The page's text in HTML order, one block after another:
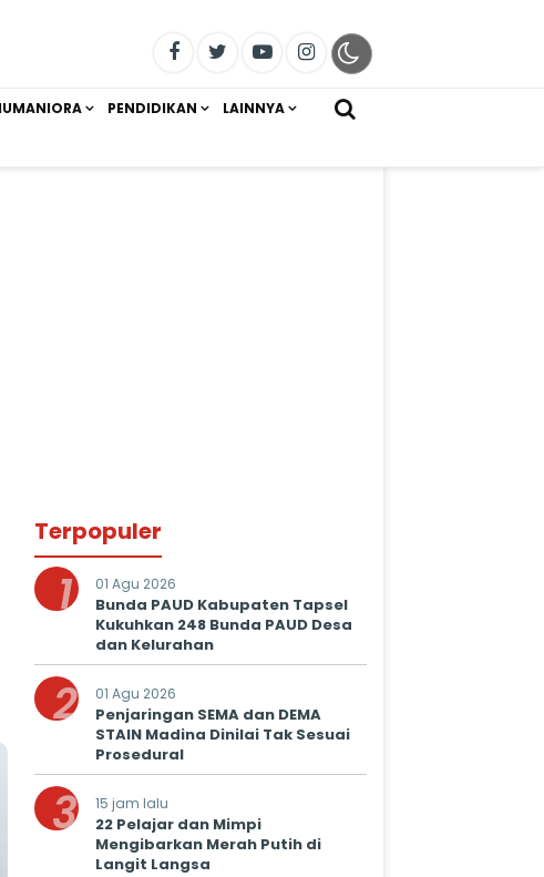
PENDIDIKAN LAINNYA
Terpopuler
1 01 Agu 2026
Bunda PAUD Kabupaten Tapsel
Kukuhkan 248 Bunda PAUD Desa
dan Kelurahan
2 01 Agu 2026
Penjaringan SEMA dan DEMA
STAIN Madina Dinilai Tak Sesuai
Prosedural
3 15 jam lalu
22 Pelajar dan Mimpi
Mengibarkan Merah Putih di
Langit Langsa